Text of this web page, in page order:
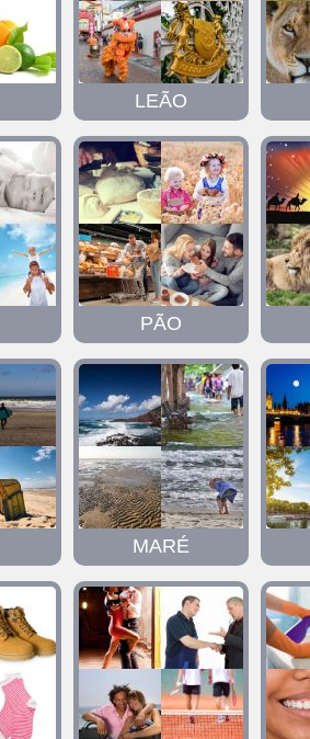
LEÃO
PÃO
MARÉ